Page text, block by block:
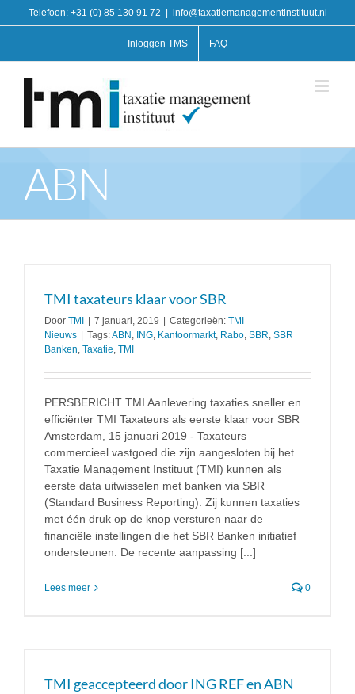
naar
Telefoon: +31 (0) 85 130 91 72 info@taxatiemanagementinstituut.nl
Inloggen TMS FAQ
ABN
TMI taxateurs klaar voor SBR
Door TMI | 7 januari, 2019 | Categorieën: TMI
Nieuws | Tags:ABN ING Kantoormarkt, Rabo SBR SBR
Banken Taxatie TMI
PERSBERICHT TMI Aanlevering taxaties sneller en
efficiënter TMI Taxateurs als eerste klaar voor SBR
Amsterdam, 15 januari 2019 - Taxateurs
commercieel vastgoed die zijn aangesloten bij het
Taxatie Management Instituut (TMI) kunnen als
eerste data uitwisselen met banken via SBR
(Standard Business Reporting). Zij kunnen taxaties
met één druk op de knop versturen naar de
financiële instellingen die het SBR Banken initiatief
ondersteunen. De recente aanpassing [...]
Lees meer 0
TMI geaccepteerd door ING REF en ABN